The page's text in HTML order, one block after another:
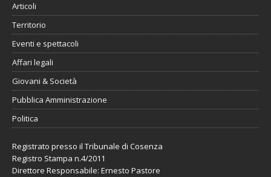
Articoli
Territorio
Eventi e spettacoli
Affari legali
Giovani & Società
Pubblica Amministrazione
Politica
Registrato presso il Tribunale di Cosenza
Registro Stampa n.4/2011
Direttore Responsabile: Ernesto Pastore